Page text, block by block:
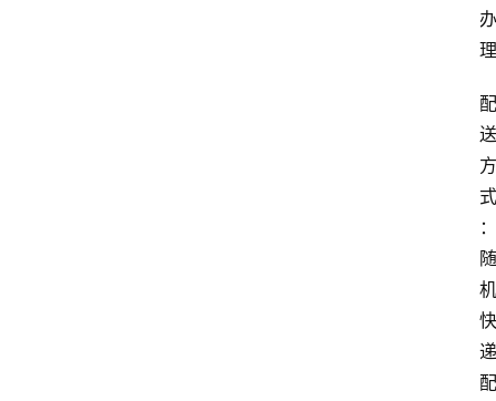
办
理
配
送
方
式
：
随
机
快
递
配